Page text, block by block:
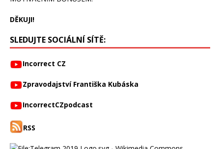
DĚKUJI!
SLEDUJTE SOCIÁLNÍ SÍTĚ:
Incorrect CZ
Zpravodajství Františka Kubáska
IncorrectCZpodcast
RSS